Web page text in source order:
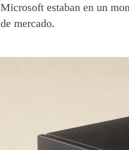
Microsoft estaban en un
de mercado.